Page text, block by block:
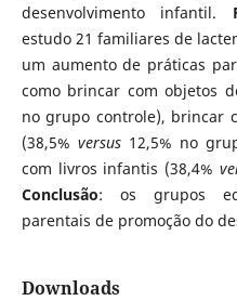
desenvolvimento infantil.
estudo 21 familiares de
um aumento de práticas
como brincar com objetos
no grupo controle), brincar
(38,5% versus12,5% no
com livros infantis (38,4%
Conclusão: os grupos
parentais de promoção do
Downloads